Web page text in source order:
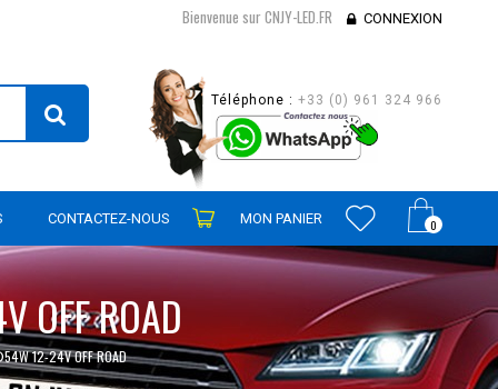
Bienvenue sur CNJY-LED.FR CONNEXION
Téléphone : +33 (0) 961 324 966
0
CONTACTEZ-NOUS MON PANIER
OFF ROAD
12-24V OFF ROAD